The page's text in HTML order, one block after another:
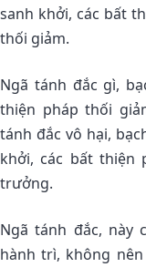
sanh khởi, các bất
thối giảm.
Ngã tánh đắc gì,
thiện pháp thối
tánh đắc vô hại,
khởi, các bất thiện
trưởng.
Ngã tánh đắc, này
hành trì, không